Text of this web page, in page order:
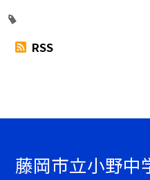
RSS
藤岡市立小野中